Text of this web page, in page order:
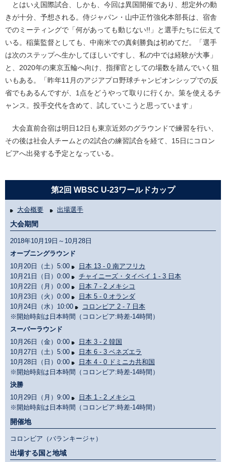
とはいえ国際試合、しかも、今回は異国開催であり、想定外の動
きが十分、予想される。侍ジャパン・山中正竹強化本部長は、宿舎
でのミーティングで「何があっても動じない!!」と選手たちに伝えて
いる。稲葉監督としても、中南米での真剣勝負は初めてだ。「選手
は次のステップへ生かしてほしいですし、私の中では経験が大事」
と、2020年の東京五輪へ向け、指揮官としての場数を踏んでいく狙
いもある。「昨年11月のアジアプロ野球チャンピオンシップでの反
省でもあるんですが、1点をどうやって取りに行くか。策を使えるチ
ャンス。投手交代を含めて、試していこうと思っています」
大会直前合宿は明日12日も東京近郊のグラウンドで練習を行い、
その後は社会人チームとの2試合の練習試合を経て、15日にコロン
ビアへ出発する予定となっている。
第2回 WBSC U-23ワールドカップ
大会概要 出場選手
大会期間
2018年10月19日～10月28日
オープニングラウンド
10月20日（土）5:00
日本 13 - 0 南アフリカ
10月21日（日）0:00
チャイニーズ・タイペイ 1 - 3 日本
10月22日（月）0:00
日本 7 - 2 メキシコ
10月23日（火）0:00
日本 5 - 0 オランダ
10月24日（水）10:00
コロンビア 2 - 7 日本
※開始時刻は日本時間（コロンビア:時差-14時間）
スーパーラウンド
10月26日（金）0:00
日本 3 - 2 韓国
10月27日（土）5:00
日本 6 - 3 ベネズエラ
10月28日（日）0:00
日本 4 - 0 ドミニカ共和国
※開始時刻は日本時間（コロンビア:時差-14時間）
決勝
10月29日（月）9:00
日本 1 - 2 メキシコ
※開始時刻は日本時間（コロンビア:時差-14時間）
開催地
コロンビア（バランキージャ）
出場する国と地域